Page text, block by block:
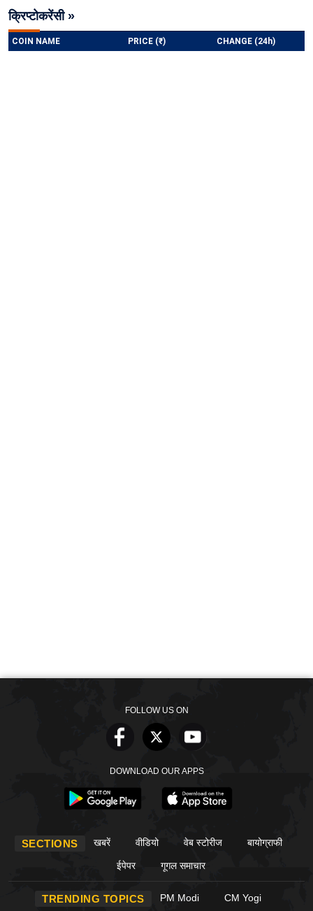
क्रिप्टोकरेंसी »
FOLLOW US ON
DOWNLOAD OUR APPS
SECTIONS खबरें वीडियो वेब स्टोरीज बायोग्राफी
ईपेपर गूगल समाचार
TRENDING TOPICS PM Modi CM Yogi